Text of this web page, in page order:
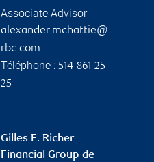
Associate Advisor
alexander.mchattie@
rbc.com
Téléphone : 514-861-25
25
Gilles E. Richer
Financial Group de